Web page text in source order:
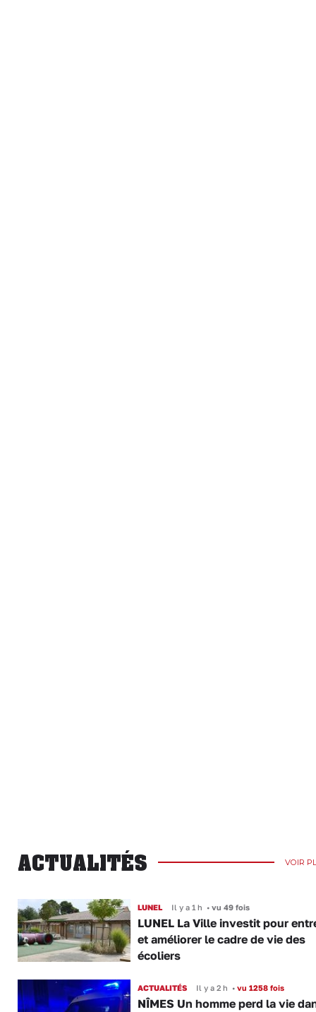
ACTUALITÉS VOIR
LUNEL Il y a 1 h •vu 49 fois
LUNEL La Ville investit pour
et améliorer le cadre de vie des
écoliers
ACTUALITÉS Il y a 2 h •vu 1258 fois
NÎMES Un homme perd la vie